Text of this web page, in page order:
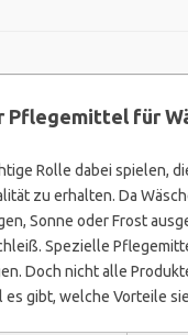
für
Rolle dabei spielen,
zu erhalten. Da
Sonne oder Frost
Spezielle
Doch nicht alle
gibt, welche Vorteile